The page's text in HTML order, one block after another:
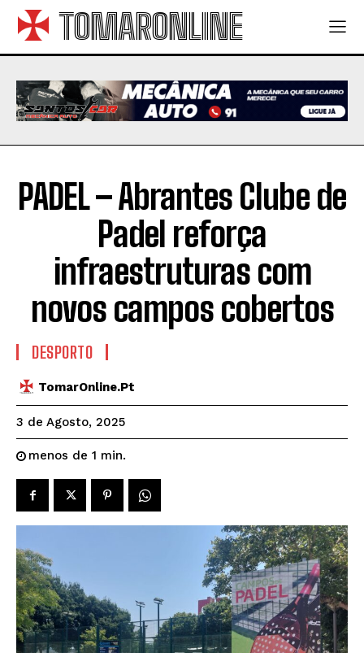
TOMARONLINE
PADEL – Abrantes Clube de
Padel reforça
infraestruturas com
novos campos cobertos
DESPORTO
TomarOnline.pt
3 de Agosto, 2025
menos de 1 min.